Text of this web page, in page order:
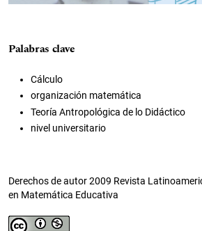
Palabras clave
Cálculo
organización matemática
Teoría Antropológica de lo Didáctico
nivel universitario
Derechos de autor 2009 Revista
en Matemática Educativa